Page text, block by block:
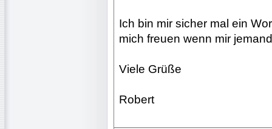
Ich bin mir sicher mal ein
mich freuen wenn mir
Viele Grüße
Robert